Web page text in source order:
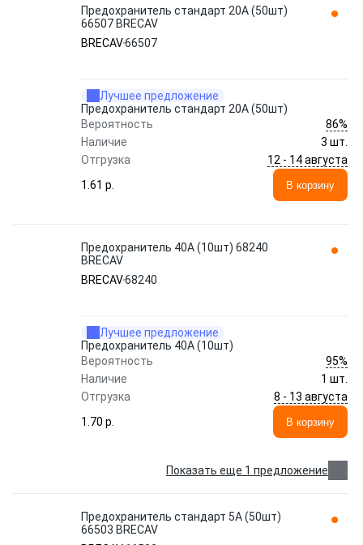
Предохранитель стандарт 20A (50шт)
66507 BRECAV
BRECAV66507
Лучшее предложение
Предохранитель стандарт 20A (50шт)
Вероятность
86%
Наличие
3 шт.
Отгрузка
12 - 14 августа
1.61 p.
В корзину
Предохранитель 40A (10шт) 68240
BRECAV
BRECAV68240
Лучшее предложение
Предохранитель 40A (10шт)
Вероятность
95%
Наличие
1 шт.
Отгрузка
8 - 13 августа
1.70 p.
В корзину
Показать еще 1 предложение
Предохранитель стандарт 5A (50шт)
66503 BRECAV